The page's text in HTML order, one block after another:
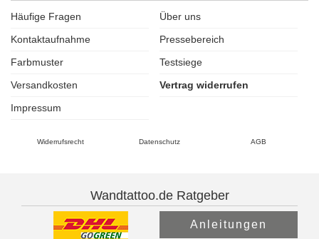
Häufige Fragen
Über uns
Kontaktaufnahme
Pressebereich
Farbmuster
Testsiege
Versandkosten
Vertrag widerrufen
Impressum
Widerrufsrecht Datenschutz AGB
Wandtattoo.de Ratgeber
Anleitungen